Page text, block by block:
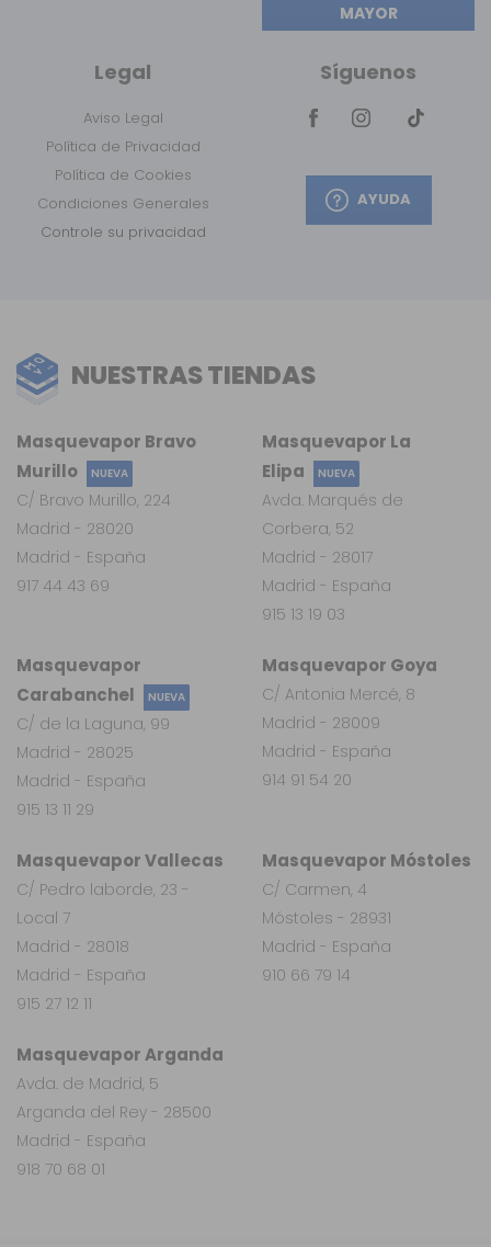
MAYOR
Legal
Aviso Legal
Política de Privacidad
Política de Cookies
Condiciones Generales
Controle su privacidad
Síguenos
AYUDA
NUESTRAS TIENDAS
Masquevapor Arganda
Avda. de Madrid, 5
Arganda del Rey - 28500
Madrid - España
918 70 68 01
Masquevapor
Carabanchel
NUEVA
C/ de la Laguna, 99
Madrid - 28025
Madrid - España
915 13 11 29
Masquevapor Vallecas
C/ Pedro laborde, 23 -
Local 7
Madrid - 28018
Madrid - España
915 27 12 11
Masquevapor Móstoles
C/ Carmen, 4
Móstoles - 28931
Madrid - España
910 66 79 14
Masquevapor Goya
C/ Antonia Mercé, 8
Madrid - 28009
Madrid - España
914 91 54 20
Masquevapor La
Elipa
NUEVA
Avda. Marqués de
Corbera, 52
Madrid - 28017
Madrid - España
915 13 19 03
Masquevapor Bravo
Murillo
NUEVA
C/ Bravo Murillo, 224
Madrid - 28020
Madrid - España
917 44 43 69